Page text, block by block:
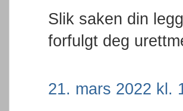
Slik saken din
forfulgt deg
21. mars 2022 kl.